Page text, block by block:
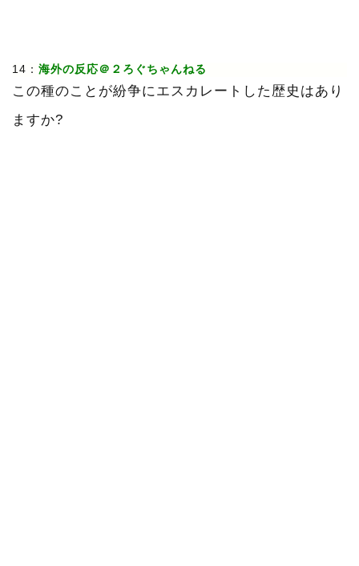
14： 海外の反応＠２ろぐちゃんねる
この種のことが紛争にエスカレートした歴史はあり
ますか?